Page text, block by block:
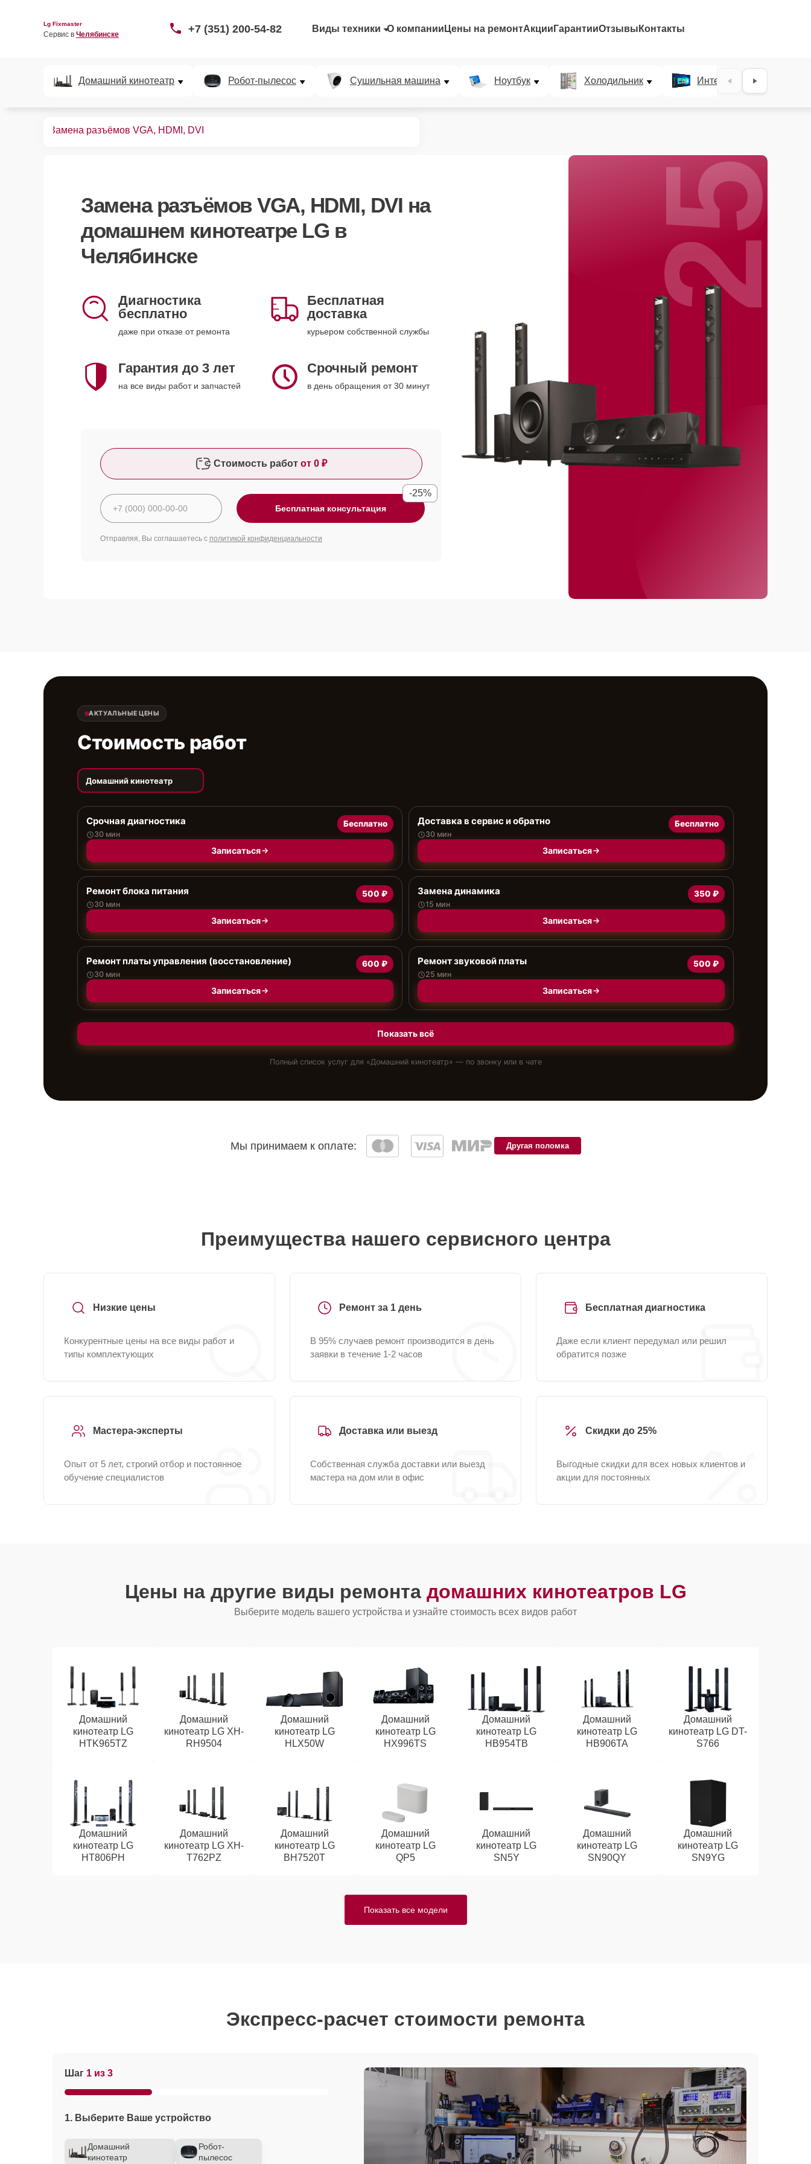
Lg Fixmaster
Сервис в Челябинске +7 (351) 200-54-82 Виды техники О компании Цены на ремонтАкции ГарантииОтзывы Контакты
Домашний кинотеатр Робот-пылесос Сушильная машина Ноутбук Холодильник Интерактивные панели
Замена разъёмов VGA, HDMI, DVI
Замена разъёмов VGA, HDMI, DVI на
домашнем кинотеатре LG в
Челябинске
Диагностика
бесплатно
даже при отказе от ремонта
Бесплатная
доставка
курьером собственной службы
Гарантия до 3 лет
на все виды работ и запчастей
Срочный ремонт
в день обращения от 30 минут
Стоимость работ от 0 ₽
Бесплатная консультация
-25%
Отправляя, Вы соглашаетесь с политикой конфиденциальности
25%
АКТУАЛЬНЫЕ ЦЕНЫ
Стоимость работ
Домашний кинотеатр
Срочная диагностика
30 мин
Бесплатно
Записаться
Доставка в сервис и обратно
30 мин
Бесплатно
Записаться
Ремонт блока питания
30 мин
500 ₽
Записаться
Замена динамика
15 мин
350 ₽
Записаться
Ремонт платы управления (восстановление)
30 мин
600 ₽
Записаться
Ремонт звуковой платы
25 мин
500 ₽
Записаться
Показать всё
Полный список услуг для «Домашний кинотеатр» — по звонку или в чате
Мы принимаем к оплате: Другая поломка
Преимущества нашего сервисного центра
Низкие цены
Конкурентные цены на все виды работ и
типы комплектующих
Ремонт за 1 день
В 95% случаев ремонт производится в день
заявки в течение 1-2 часов
Бесплатная диагностика
Даже если клиент передумал или решил
обратится позже
Мастера-эксперты
Опыт от 5 лет, строгий отбор и постоянное
обучение специалистов
Доставка или выезд
Собственная служба доставки или выезд
мастера на дом или в офис
Скидки до 25%
Выгодные скидки для всех новых клиентов и
акции для постоянных
Цены на другие виды ремонта домашних кинотеатров LG
Выберите модель вашего устройства и узнайте стоимость всех видов работ
Домашний
кинотеатр LG
HTK965TZ
Домашний
кинотеатр LG XH-
RH9504
Домашний
кинотеатр LG
HLX50W
Домашний
кинотеатр LG
HX996TS
Домашний
кинотеатр LG
HB954TB
Домашний
кинотеатр LG
HB906TA
Домашний
кинотеатр LG DT-
S766
Домашний
кинотеатр LG
HT806PH
Домашний
кинотеатр LG XH-
T762PZ
Домашний
кинотеатр LG
BH7520T
Домашний
кинотеатр LG
QP5
Домашний
кинотеатр LG
SN5Y
Домашний
кинотеатр LG
SN90QY
Домашний
кинотеатр LG
SN9YG
Показать все модели
Экспресс-расчет стоимости ремонта
Шаг 1 из 3
1. Выберите Ваше устройство
Домашний
кинотеатр
Робот-
пылесос